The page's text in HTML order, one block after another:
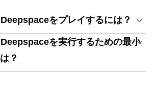
をプレイするには？
を実行するための最小
？